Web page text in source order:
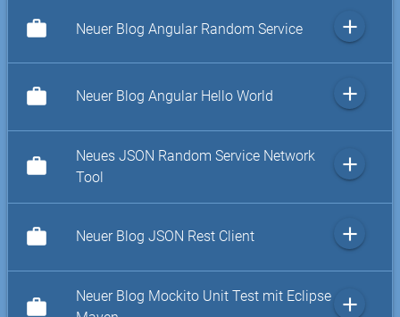
work Neuer Blog Angular Random Service add
work Neuer Blog Angular Hello World add
work
Neues JSON Random Service Network
Tool
add
work Neuer Blog JSON Rest Client add
work
Neuer Blog Mockito Unit Test mit Eclipse
add